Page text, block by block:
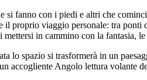
si fanno con i piedi e altri che
il proprio viaggio personale: tra ponti
mettersi in cammino con la fantasia,
lo spazio si trasformerà in un
accogliente Angolo lettura volante